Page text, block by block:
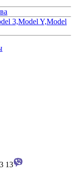
3,Model Y,Model
13